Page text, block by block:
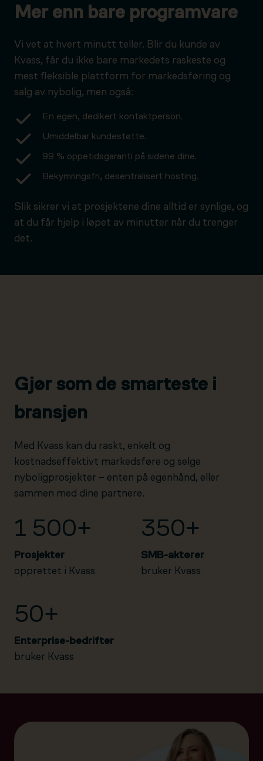
Mer enn bare programvare
Vi vet at hvert minutt teller. Blir du kunde av
Kvass, får du ikke bare markedets raskeste og
mest fleksible plattform for markedsføring og
salg av nybolig, men også:
En egen, dedikert kontaktperson.
Umiddelbar kundestøtte.
99 % oppetidsgaranti på sidene dine.
Bekymringsfri, desentralisert hosting.
Slik sikrer vi at prosjektene dine alltid er synlige, og
at du får hjelp i løpet av minutter når du trenger
det.
Gjør som de smarteste i
bransjen
Med Kvass kan du raskt, enkelt og
kostnadseffektivt markedsføre og selge
nyboligprosjekter – enten på egenhånd, eller
sammen med dine partnere.
1 500+
Prosjekter
opprettet i Kvass
350+
SMB-aktører
bruker Kvass
50+
Enterprise-bedrifter
bruker Kvass